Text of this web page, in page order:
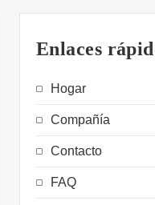
Enlaces
Hogar
Compañía
Contacto
FAQ